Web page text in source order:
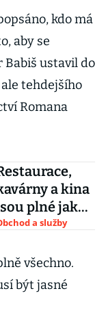
kdo má
aby se
Babiš ustavil do
tehdejšího
Romana
a kina
plné jako
se však
Praha
a služby
všechno.
být jasné